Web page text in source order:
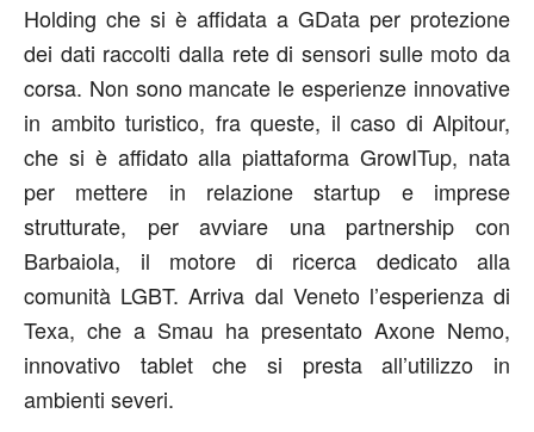
Holding che si è affidata a GData per protezione
dei dati raccolti dalla rete di sensori sulle moto da
corsa. Non sono mancate le esperienze innovative
in ambito turistico, fra queste, il caso di Alpitour,
che si è affidato alla piattaforma GrowITup, nata
per mettere in relazione startup e imprese
strutturate, per avviare una partnership con
Barbaiola, il motore di ricerca dedicato alla
comunità LGBT. Arriva dal Veneto l’esperienza di
Texa, che a Smau ha presentato Axone Nemo,
innovativo tablet che si presta all’utilizzo in
ambienti severi.